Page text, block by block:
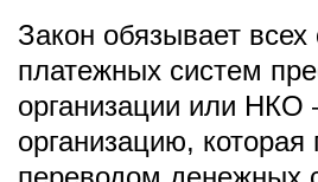
Закон обязывает
платежных систем
организации или
организацию, которая